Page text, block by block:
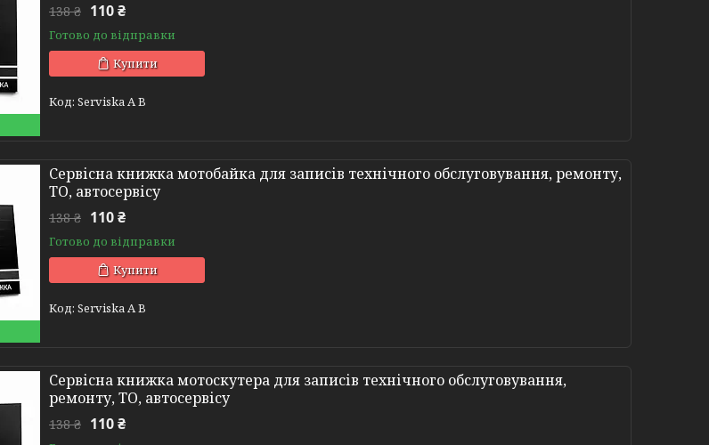
138 ₴ 110 ₴
Готово до відправки
Купити
Serviska A B
Сервісна книжка мотобайка для записів технічного обслуговування, ремонту,
ТО, автосервісу
138 ₴ 110 ₴
Готово до відправки
Купити
Serviska A B
Сервісна книжка мотоскутера для записів технічного обслуговування,
ремонту, ТО, автосервісу
138 ₴ 110 ₴